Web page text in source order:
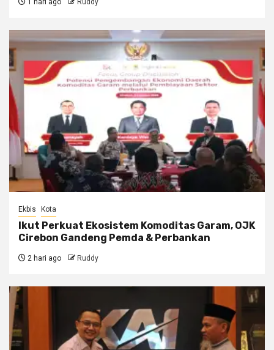
1 hari ago Ruddy
Ekbis Kota
Ikut Perkuat Ekosistem Komoditas Garam, OJK
Cirebon Gandeng Pemda & Perbankan
2 hari ago Ruddy